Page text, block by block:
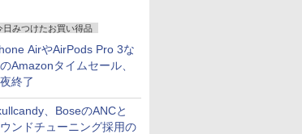
日みつけたお買い得品
AirやAirPods Pro 3な
Amazonタイムセール、
終了
、BoseのANCと
ンドチューニング採用の